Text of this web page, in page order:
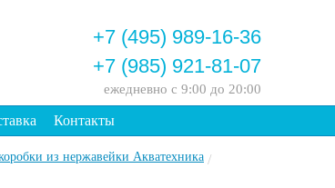
+7 (495) 989-16-36
+7 (985) 921-81-07
ежедневно с 9:00 до 20:00
Контакты
из нержавейки Акватехника /